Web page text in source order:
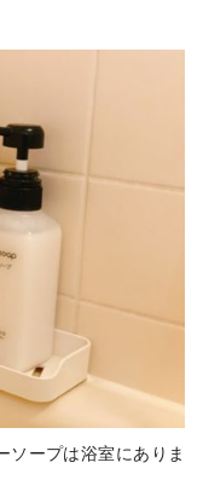
ソープは浴室にありま